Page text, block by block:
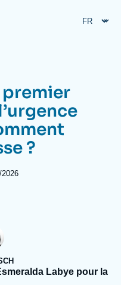
premier
?
Labye pour la